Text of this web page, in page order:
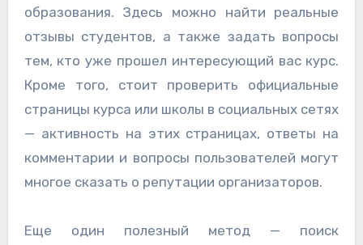
образования. Здесь можно найти реальные
отзывы студентов, а также задать вопросы
тем, кто уже прошел интересующий вас курс.
Кроме того, стоит проверить официальные
страницы курса или школы в социальных сетях
— активность на этих страницах, ответы на
комментарии и вопросы пользователей могут
многое сказать о репутации организаторов.
Еще один полезный метод — поиск